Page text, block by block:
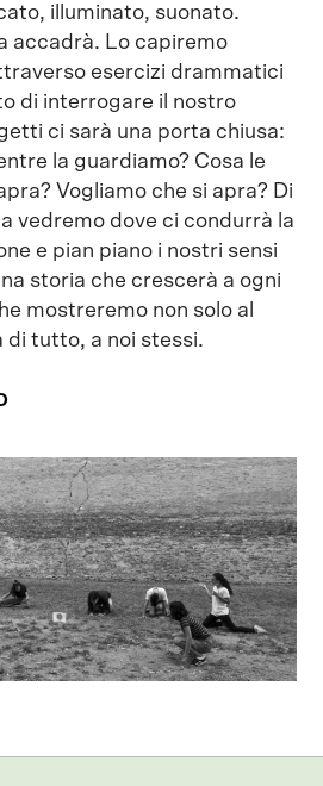
illuminato, suonato.
accadrà. Lo capiremo
esercizi drammatici
di interrogare il nostro
ci sarà una porta chiusa:
la guardiamo? Cosa le
Vogliamo che si apra? Di
vedremo dove ci condurrà la
e pian piano i nostri sensi
storia che crescerà a ogni
mostreremo non solo al
di tutto, a noi stessi.